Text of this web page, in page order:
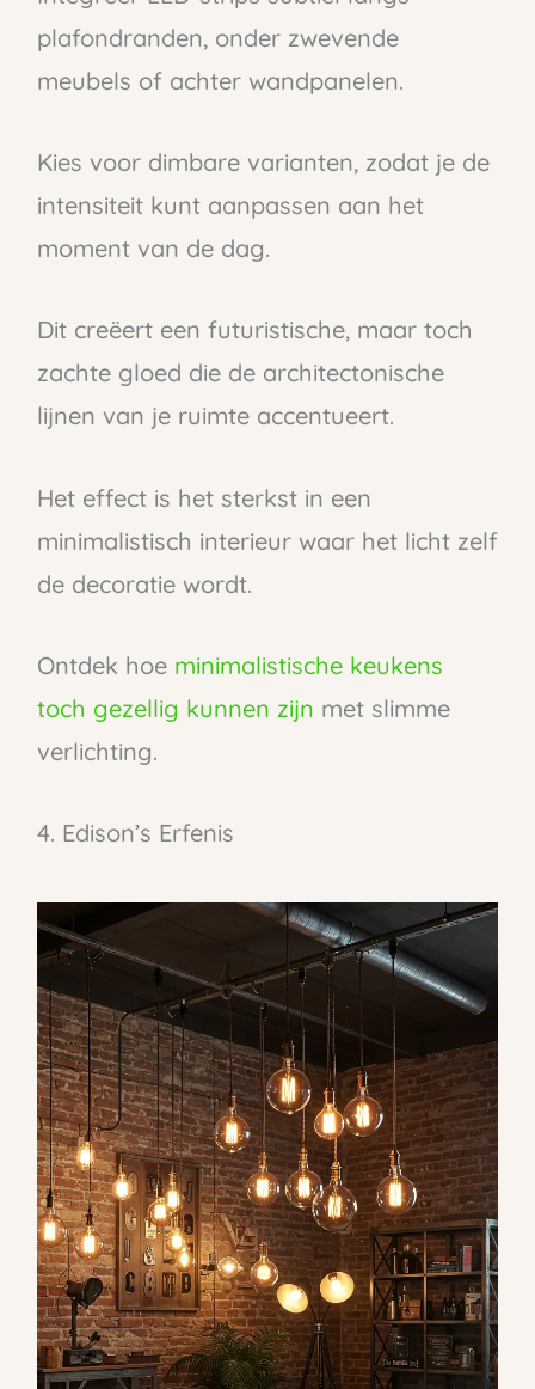
plafondranden, onder zwevende
meubels of achter wandpanelen.
Kies voor dimbare varianten, zodat je de
intensiteit kunt aanpassen aan het
moment van de dag.
Dit creëert een futuristische, maar toch
zachte gloed die de architectonische
lijnen van je ruimte accentueert.
Het effect is het sterkst in een
minimalistisch interieur waar het licht zelf
de decoratie wordt.
Ontdek hoe minimalistische keukens
toch gezellig kunnen zijn met slimme
verlichting.
4. Edison’s Erfenis